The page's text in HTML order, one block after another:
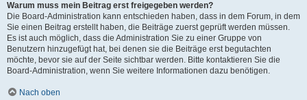
Warum muss mein Beitrag erst freigegeben werden?
Die Board-Administration kann entschieden haben, dass in dem Forum, in dem
Sie einen Beitrag erstellt haben, die Beiträge zuerst geprüft werden müssen.
Es ist auch möglich, dass die Administration Sie zu einer Gruppe von
Benutzern hinzugefügt hat, bei denen sie die Beiträge erst begutachten
möchte, bevor sie auf der Seite sichtbar werden. Bitte kontaktieren Sie die
Board-Administration, wenn Sie weitere Informationen dazu benötigen.
Nach oben